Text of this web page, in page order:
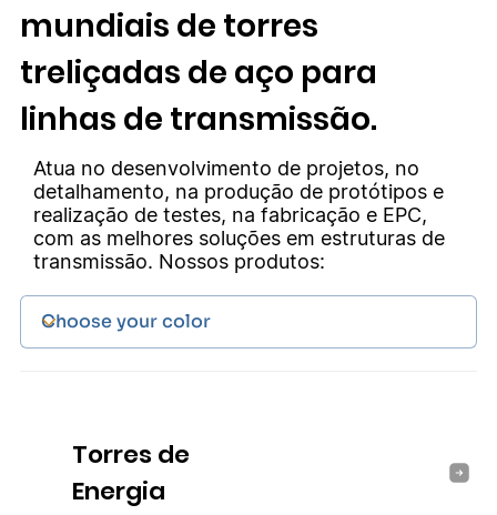
mundiais de torres
treliçadas de aço para
linhas de transmissão.
Atua no desenvolvimento de projetos, no
detalhamento, na produção de protótipos e
realização de testes, na fabricação e EPC,
com as melhores soluções em estruturas de
transmissão. Nossos produtos:
Torres de
Energia